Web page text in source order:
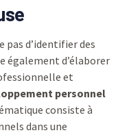
pas d’identifier des
également d’élaborer
et
personnel
consiste à
dans une